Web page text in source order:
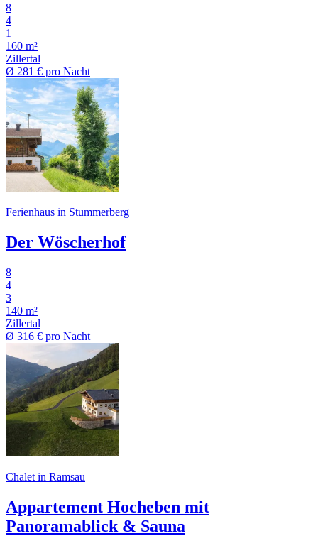
8
4
1
160 m²
Zillertal
Ø 281 € pro Nacht
Ferienhaus in Stummerberg
Der Wöscherhof
8
4
3
140 m²
Zillertal
Ø 316 € pro Nacht
Chalet in Ramsau
Appartement Hocheben mit
Panoramablick & Sauna